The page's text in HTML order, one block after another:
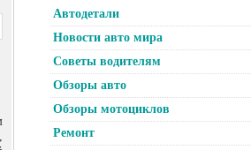
Автодетали
Новости авто мира
Советы водителям
Обзоры авто
Обзоры мотоциклов
Ремонт